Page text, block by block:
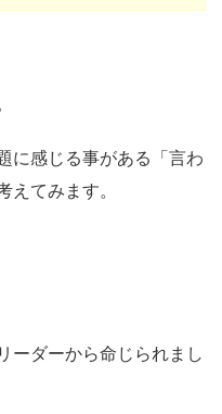
に感じる事がある「言わ
えてみます。
ーダーから命じられまし